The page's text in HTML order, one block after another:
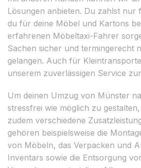
Lösungen anbieten. Du zahlst nur
du für deine Möbel und Kartons
erfahrenen Möbeltaxi-Fahrer
Sachen sicher und termingerecht
gelangen. Auch für
unserem zuverlässigen Service
Um deinen Umzug von Münster
stressfrei wie möglich zu
zudem verschiedene
gehören beispielsweise die
von Möbeln, das Verpacken und
Inventars sowie die Entsorgung